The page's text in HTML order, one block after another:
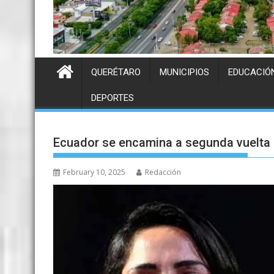
QUERÉTARO MUNICIPIOS
DEPORTES
Ecuador se encamina a segunda
February 10, 2025 Redacción